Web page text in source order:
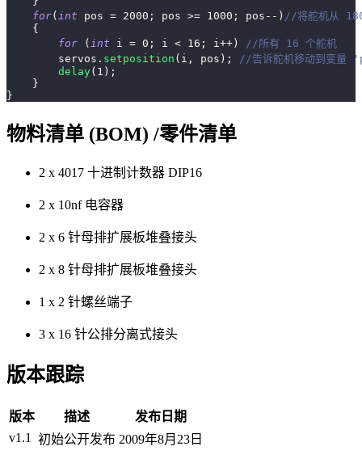
for( int pos = 2000 ; pos >= 1000 ; pos -- ) //将舵机从
{
for
( int i = 0 ; i < 16 ; i ++)
//所有 16 个舵机
        servos
. setposition ( i , pos ) ;
//告诉舵机移动到变量
delay( 1 ) ;
}
}
物料清单 (BOM) /零件清单
2 x 4017 十进制计数器 DIP16
2 x 10nf 电容器
2 x 6 针母排扩展板堆叠接头
2 x 8 针母排扩展板堆叠接头
1 x 2 针螺丝端子
3 x 16 针公排分离式接头
版本跟踪
版本 描述
发布日期
v1.1
初始公开发布 2009年8月23日